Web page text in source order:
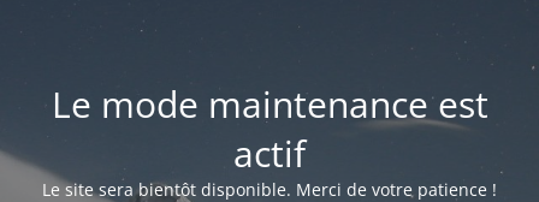
Le mode maintenance est
actif
Le site sera bientôt disponible. Merci de votre patience !